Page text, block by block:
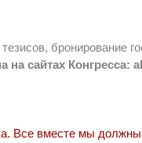
бронирование
на сайтах Конгресса:
Все вместе мы должны